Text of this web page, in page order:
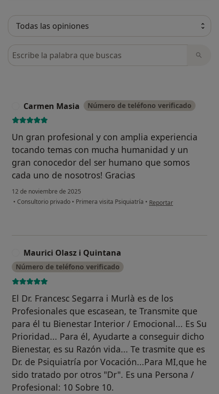
Busca en opiniones
Carmen Masia Número de teléfono verificado
Un gran profesional y con amplia experiencia
tocando temas con mucha humanidad y un
gran conocedor del ser humano que somos
cada uno de nosotros! Gracias
12 de noviembre de 2025
• Consultorio privado • Primera visita Psiquiatría • en opinión del usuario
Reportar
Maurici Olasz i Quintana
Número de teléfono verificado
El Dr. Francesc Segarra i Murlà es de los
Profesionales que escasean, te Transmite que
para él tu Bienestar Interior / Emocional... Es Su
Prioridad... Para él, Ayudarte a conseguir dicho
Bienestar, es su Razón vida... Te trasmite que es
Dr. de Psiquiatría por Vocación...Para MI,que he
sido tratado por otros "Dr". Es una Persona /
Profesional: 10 Sobre 10.